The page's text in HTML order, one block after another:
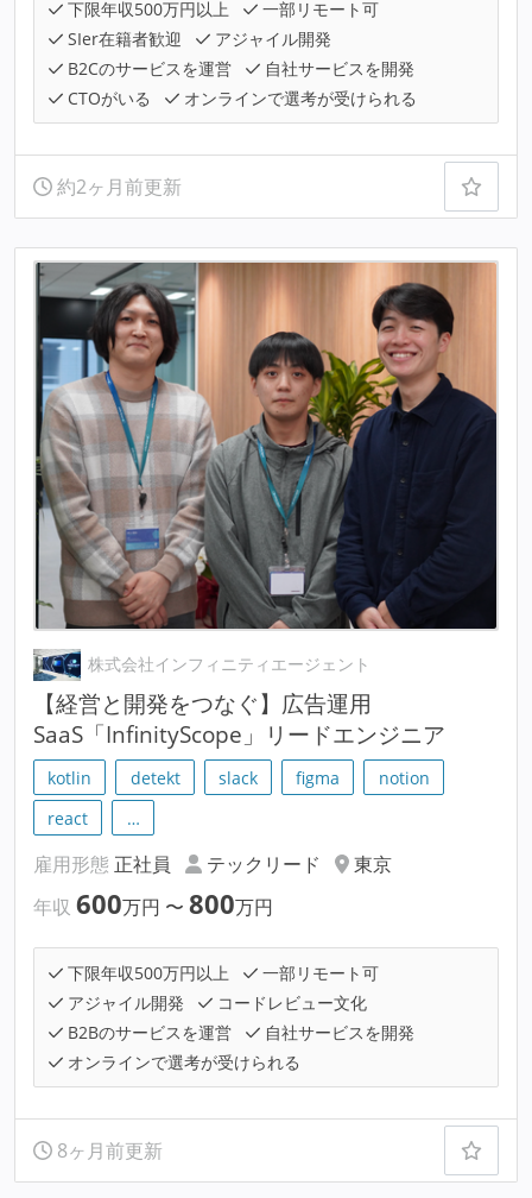
下限年収500万円以上
一部リモート可
SIer在籍者歓迎
アジャイル開発
B2Cのサービスを運営
自社サービスを開発
CTOがいる
オンラインで選考が受けられる
約2ヶ月前更新
株式会社インフィニティエージェント
【経営と開発をつなぐ】広告運用
SaaS「InfinityScope」リードエンジニア
kotlin detekt slack figma
notion
react
…
雇用形態 正社員 テックリード
東京
年収 600万円 〜 800万円
下限年収500万円以上
一部リモート可
アジャイル開発
コードレビュー文化
B2Bのサービスを運営
自社サービスを開発
オンラインで選考が受けられる
8ヶ月前更新